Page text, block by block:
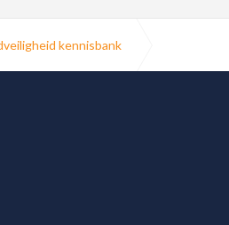
kennisbank